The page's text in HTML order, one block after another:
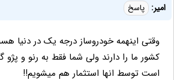
امیر: پاسخ
وقتی اینهمه خودروساز درجه یک در دنیا
کشور ما را دارند ولی شما فقط به رنو و پژو
است توسط انها استثمار هم میشویم!!